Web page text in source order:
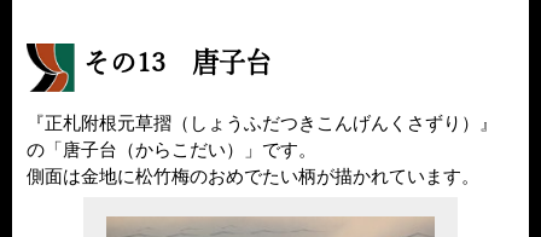
その13 唐子台
『正札附根元草摺（しょうふだつきこんげんくさずり）』
の「唐子台（からこだい）」です。
側面は金地に松竹梅のおめでたい柄が描かれています。